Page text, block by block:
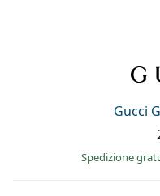
Gucci
Spedizione